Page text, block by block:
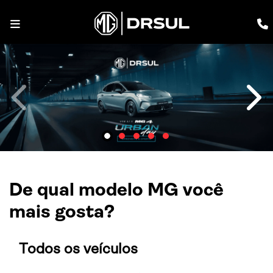
templates.template-
De qual modelo MG você
mais gosta?